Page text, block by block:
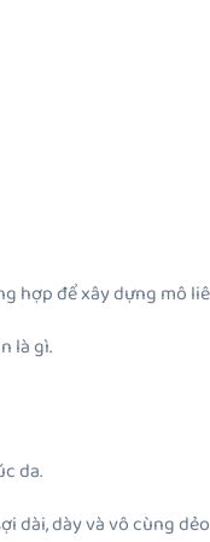
hợp để xây dựng mô
là gì.
da.
dài, dày và vô cùng